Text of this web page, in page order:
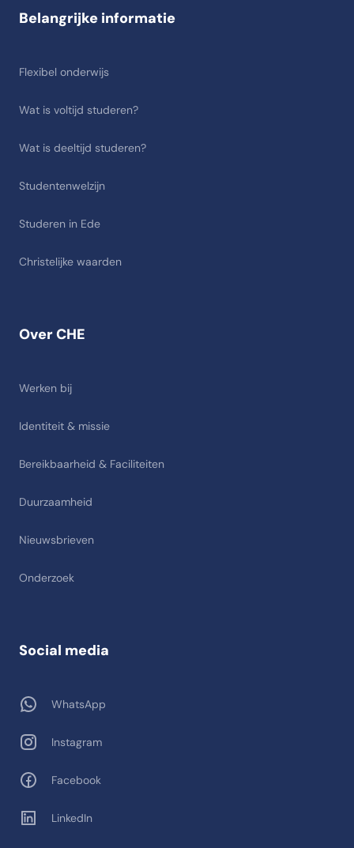
Over CHE
Werken bij
Identiteit & missie
Bereikbaarheid & Faciliteiten
Duurzaamheid
Nieuwsbrieven
Onderzoek
Belangrijke informatie
Flexibel onderwijs
Wat is voltijd studeren?
Wat is deeltijd studeren?
Studentenwelzijn
Studeren in Ede
Christelijke waarden
Social media
WhatsApp
Instagram
Facebook
LinkedIn